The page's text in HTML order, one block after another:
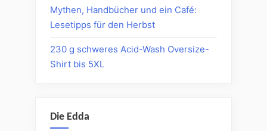
Mythen, Handbücher und ein Café:
Lesetipps für den Herbst
230 g schweres Acid-Wash Oversize-
Shirt bis 5XL
Die Edda